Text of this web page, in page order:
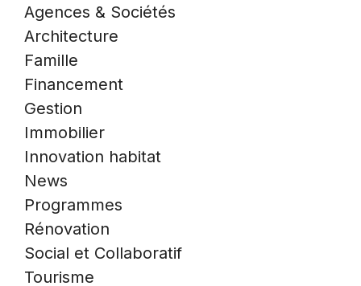
Agences & Sociétés
Architecture
Famille
Financement
Gestion
Immobilier
Innovation habitat
News
Programmes
Rénovation
Social et Collaboratif
Tourisme